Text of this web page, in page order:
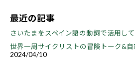
最近の記事
さいたまをスペイン語の動詞で活用し
世界一周サイクリストの冒険トーク&
2024/04/10